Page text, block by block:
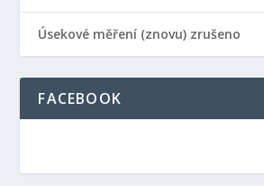
Úsekové měření (znovu) zrušeno
FACEBOOK